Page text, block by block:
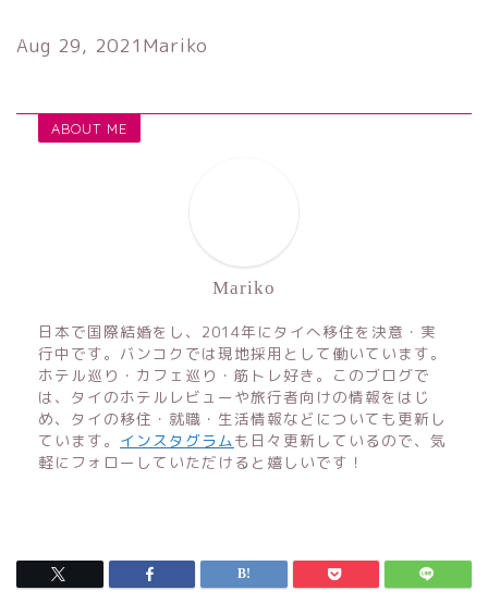
Aug 29, 2021 Mariko
ABOUT ME
Mariko
日本で国際結婚をし、2014年にタイへ移住を決意・実
行中です。バンコクでは現地採用として働いています。
ホテル巡り・カフェ巡り・筋トレ好き。このブログで
は、タイのホテルレビューや旅行者向けの情報をはじ
め、タイの移住・就職・生活情報などについても更新し
ています。 インスタグラムも日々更新しているので、気
軽にフォローしていただけると嬉しいです！